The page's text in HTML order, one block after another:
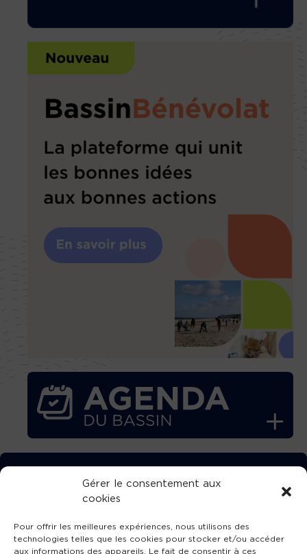
Gérer le consentement aux
cookies
Pour offrir les meilleures expériences, nous utilisons des
technologies telles que les cookies pour stocker et/ou accéder
aux informations des appareils. Le fait de consentir à ces
TÉLÉCHARGEZ GRATUITEMENT
L’APPLICATION TVBA !